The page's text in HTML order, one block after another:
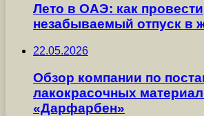
Лето в ОАЭ: как провести
незабываемый отпуск в
22.05.2026
Обзор компании по
лакокрасочных
«Дарфарбен»